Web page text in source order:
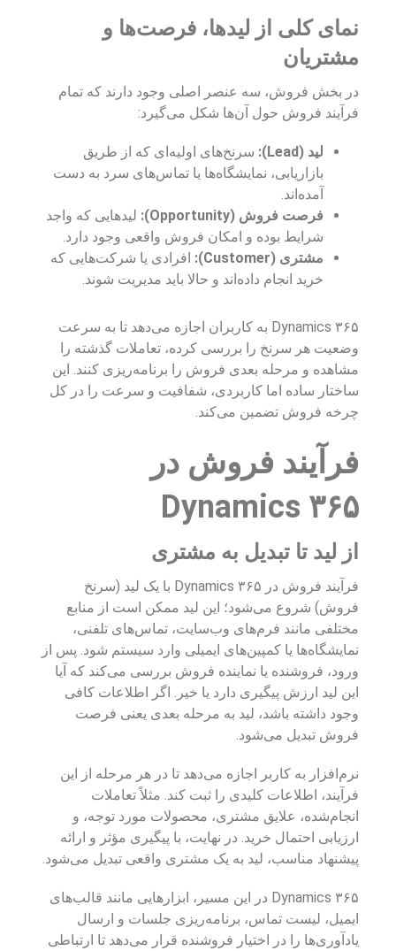
نمای کلی از لیدها، فرصت‌ها و
مشتریان
در بخش فروش، سه عنصر اصلی وجود دارند که تمام
فرآیند فروش حول آن‌ها شکل می‌گیرد:
لید (Lead):
سرنخ‌های اولیه‌ای که از طریق
بازاریابی، نمایشگاه‌ها یا تماس‌های سرد به دست
آمده‌اند.
فرصت فروش (Opportunity):
لیدهایی که واجد
شرایط بوده و امکان فروش واقعی وجود دارد.
مشتری (Customer):
افرادی یا شرکت‌هایی که
خرید انجام داده‌اند و حالا باید مدیریت شوند.
Dynamics ۳۶۵ به کاربران اجازه می‌دهد تا به سرعت
وضعیت هر سرنخ را بررسی کرده، تعاملات گذشته را
مشاهده و مرحله بعدی فروش را برنامه‌ریزی کنند. این
ساختار ساده اما کاربردی، شفافیت و سرعت را در کل
چرخه فروش تضمین می‌کند.
فرآیند فروش در
Dynamics ۳۶۵
از لید تا تبدیل به مشتری
فرآیند فروش در Dynamics ۳۶۵ با یک لید (سرنخ
فروش) شروع می‌شود؛ این لید ممکن است از منابع
مختلفی مانند فرم‌های وب‌سایت، تماس‌های تلفنی،
نمایشگاه‌ها یا کمپین‌های ایمیلی وارد سیستم شود. پس از
ورود، فروشنده یا نماینده فروش بررسی می‌کند که آیا
این لید ارزش پیگیری دارد یا خیر. اگر اطلاعات کافی
وجود داشته باشد، لید به مرحله بعدی یعنی فرصت
فروش تبدیل می‌شود.
نرم‌افزار به کاربر اجازه می‌دهد تا در هر مرحله از این
فرآیند، اطلاعات کلیدی را ثبت کند. مثلاً تعاملات
انجام‌شده، علایق مشتری، محصولات مورد توجه، و
ارزیابی احتمال خرید. در نهایت، با پیگیری مؤثر و ارائه
پیشنهاد مناسب، لید به یک مشتری واقعی تبدیل می‌شود.
Dynamics ۳۶۵ در این مسیر، ابزارهایی مانند قالب‌های
ایمیل، لیست تماس، برنامه‌ریزی جلسات و ارسال
یادآوری‌ها را در اختیار فروشنده قرار می‌دهد تا ارتباطی